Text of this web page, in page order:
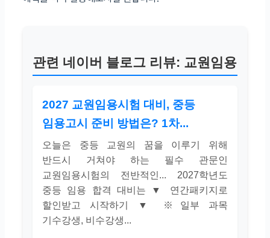
관련 네이버 블로그 리뷰: 교원임용
2027 교원임용시험 대비, 중등
임용고시 준비 방법은? 1차...
오늘은 중등 교원의 꿈을 이루기 위해
반드시 거쳐야 하는 필수 관문인
교원임용시험의 전반적인... 2027학년도
중등 임용 합격 대비는 ▼ 연간패키지로
할인받고 시작하기 ▼ ※일부 과목
기수강생, 비수강생...